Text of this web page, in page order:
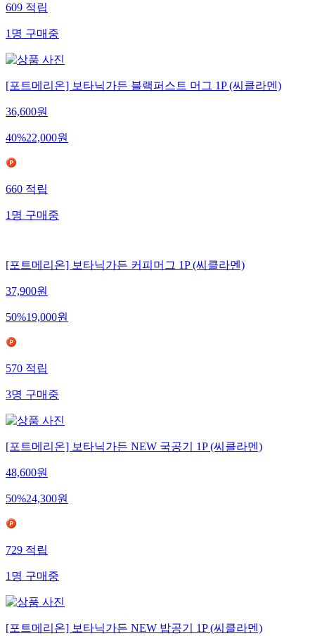
609 적립
1 명 구매중
[포트메리온] 보타닉가든 블랙퍼스트 머그 1P (씨클라멘)
36,600원
40%22,000원
660 적립
1 명 구매중
[포트메리온] 보타닉가든 커피머그 1P (씨클라멘)
37,900원
50%19,000원
570 적립
3명 구매중
[포트메리온] 보타닉가든 NEW 국공기 1P (씨클라멘)
48,600원
50%24,300원
729 적립
1 명 구매중
[포트메리온] 보타닉가든 NEW 밥공기 1P (씨클라멘)